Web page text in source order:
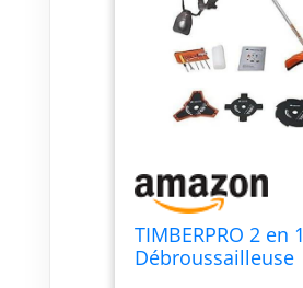
TIMBERPRO 2 en 1
Débroussailleuse